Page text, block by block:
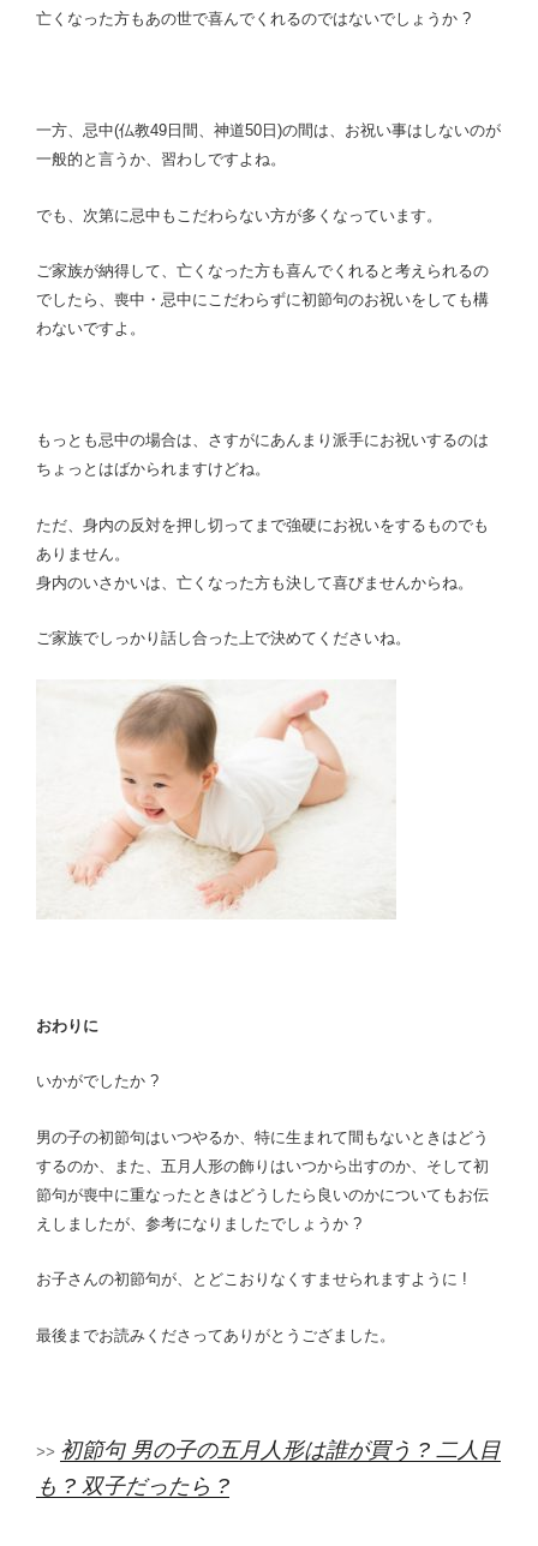
亡くなった方もあの世で喜んでくれるのではないでしょうか ?
一方、忌中(仏教49日間、神道50日)の間は、お祝い事はしないのが
一般的と言うか、習わしですよね。
でも、次第に忌中もこだわらない方が多くなっています。
ご家族が納得して、亡くなった方も喜んでくれると考えられるの
でしたら、喪中・忌中にこだわらずに初節句のお祝いをしても構
わないですよ。
もっとも忌中の場合は、さすがにあんまり派手にお祝いするのは
ちょっとはばかられますけどね。
ただ、身内の反対を押し切ってまで強硬にお祝いをするものでも
ありません。
身内のいさかいは、亡くなった方も決して喜びませんからね。
ご家族でしっかり話し合った上で決めてくださいね。
おわりに
いかがでしたか ?
男の子の初節句はいつやるか、特に生まれて間もないときはどう
するのか、また、五月人形の飾りはいつから出すのか、そして初
節句が喪中に重なったときはどうしたら良いのかについてもお伝
えしましたが、参考になりましたでしょうか ?
お子さんの初節句が、とどこおりなくすませられますように !
最後までお読みくださってありがとうござました。
>> 初節句 男の子の五月人形は誰が買う ? 二人目
も ? 双子だったら ?